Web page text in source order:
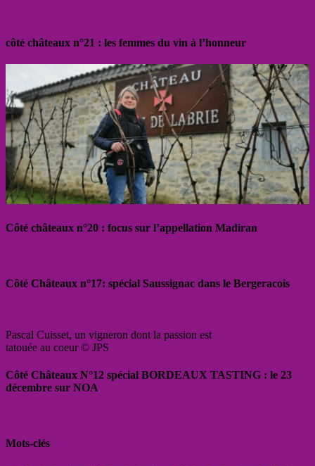
côté châteaux n°21 : les femmes du vin à l’honneur
Côté châteaux n°20 : focus sur l’appellation Madiran
Côté Châteaux n°17: spécial Saussignac dans le Bergeracois
Pascal Cuisset, un vigneron dont la passion est
tatouée au coeur © JPS
Côté Châteaux N°12 spécial BORDEAUX TASTING : le 23
décembre sur NOA
Mots-clés